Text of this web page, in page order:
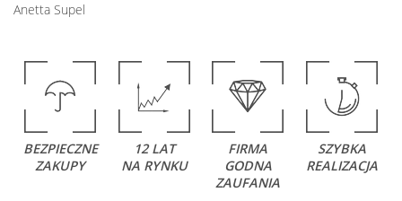
Anetta Supel
BEZPIECZNE
ZAKUPY
12 LAT
NA RYNKU
FIRMA
GODNA
ZAUFANIA
SZYBKA
REALIZACJA